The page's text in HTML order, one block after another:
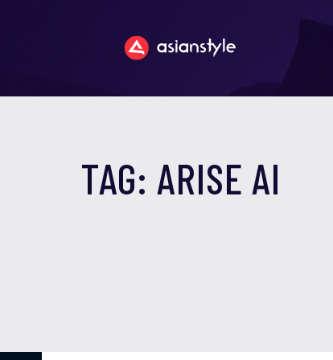
TAG: ARISE AI